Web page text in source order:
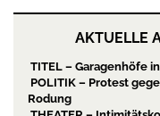
AKTUELLE
TITEL – Garagenhöfe
POLITIK – Protest
Rodung